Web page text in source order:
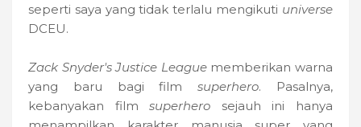
seperti saya yang tidak terlalu mengikuti universe
DCEU.
Zack Snyder's Justice Leaguememberikan warna
yang baru bagi filmsuperhero. Pasalnya,
kebanyakan filmsuperhero sejauh ini hanya